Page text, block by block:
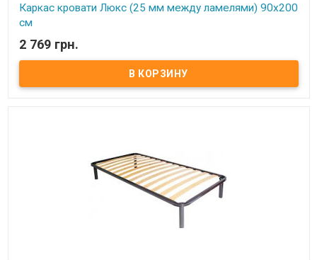
Каркас кровати Люкс (25 мм между ламелями) 90х200
см
В наличии
Каркас кровати Усиленный (25 мм между ламелями) 90х200 см ​
Размер: 90х200 см Материал ламели: бук Материал втулки:
пластик. Тип каркаса: односпальный Ламель: количество - 21(22)
2 769 грн.